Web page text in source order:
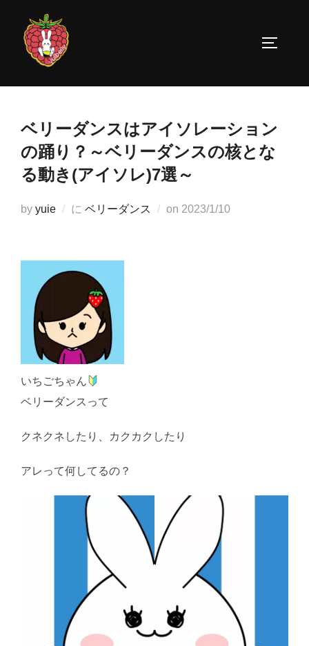
ツ
ベリーダンスはアイソレーション
の踊り？～ベリーダンスの核とな
る動き(アイソレ)7選～
by yuie に ベリーダンス on 投
2023/1/10
いちごちゃん
ベリーダンスって
クネクネしたり、カクカクしたり
アレって何してるの？